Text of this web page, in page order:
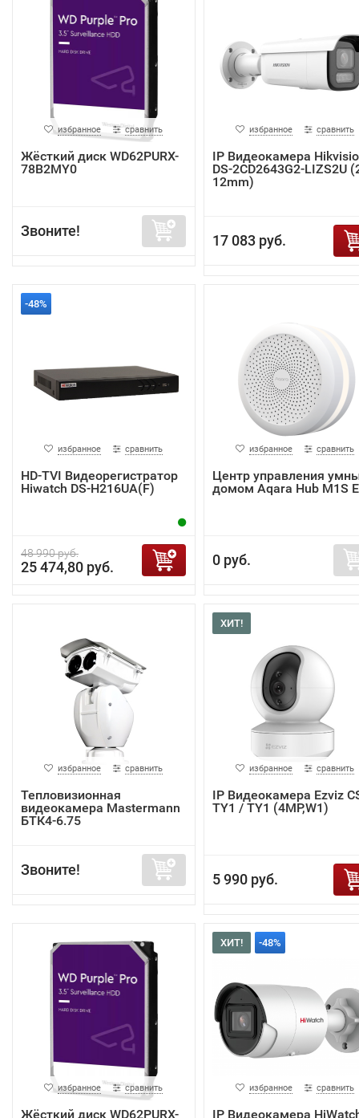
избранное сравнить
Жёсткий диск WD62PURX-
78B2MY0
Звоните!
избранное сравнить
IP Видеокамера
DS-2CD2643G2-LIZS2U
12mm)
17 083 руб.
-48%
избранное сравнить
HD-TVI Видеорегистратор
Hiwatch DS-H216UA(F)
48 990 руб.
25 474,80 руб.
избранное сравнить
Центр управления
домом Aqara Hub M1S
0 руб.
избранное сравнить
Тепловизионная
видеокамера Mastermann
БТК4-6.75
Звоните!
ХИТ!
избранное сравнить
IP Видеокамера Ezviz
TY1 / TY1 (4MP,W1)
5 990 руб.
избранное сравнить
Жёсткий диск WD62PURX-
ХИТ! -48%
избранное сравнить
IP Видеокамера